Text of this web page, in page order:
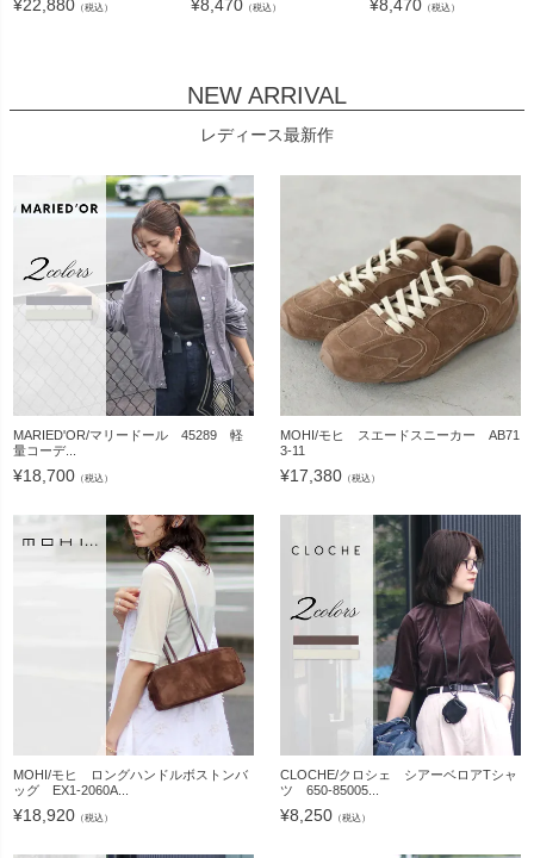
¥22,880 （税込） ¥8,470 （税込） ¥8,470（税込）
NEW ARRIVAL
レディース最新作
MARIED'OR/マリードール 45289 軽
量コーデ...
¥18,700 （税込）
MOHI/モヒ スエードスニーカー AB71
3-11
¥17,380 （税込）
MOHI/モヒ ロングハンドルボストンバ
ッグ EX1-2060A...
¥18,920 （税込）
CLOCHE/クロシェ シアーベロアTシャ
ツ 650-85005...
¥8,250 （税込）